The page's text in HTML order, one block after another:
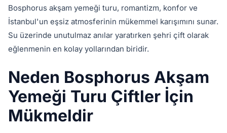
Bosphorus akşam yemeği turu, romantizm, konfor ve
İstanbul'un eşsiz atmosferinin mükemmel karışımını sunar.
Su üzerinde unutulmaz anılar yaratırken şehri çift olarak
eğlenmenin en kolay yollarından biridir.
Neden Bosphorus Akşam
Yemeği Turu Çiftler İçin
Mükmeldir